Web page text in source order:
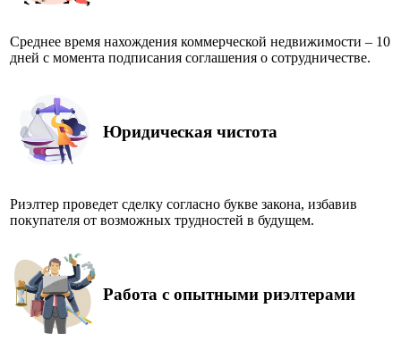
Среднее время нахождения коммерческой недвижимости – 10
дней с момента подписания соглашения о сотрудничестве.
Юридическая чистота
Риэлтер проведет сделку согласно букве закона, избавив
покупателя от возможных трудностей в будущем.
Работа с опытными риэлтерами